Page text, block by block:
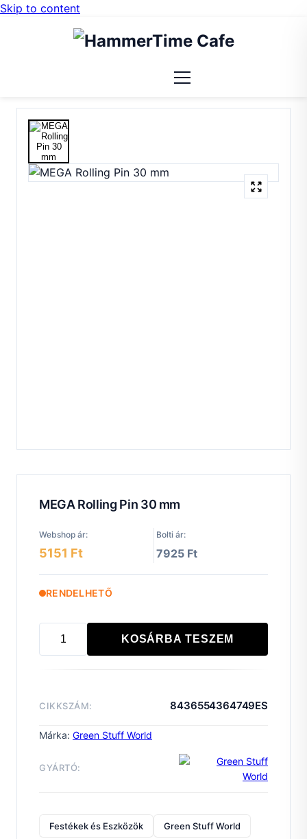
Skip to content
MEGA Rolling Pin 30 mm
Webshop ár: Bolti ár:
5151 Ft 7925 Ft
RENDELHETŐ
MEGA
mennyiség
KOSÁRBA TESZEM
CIKKSZÁM: 8436554364749ES
Márka: Green Stuff World
GYÁRTÓ:
Festékek és Eszközök Green Stuff World